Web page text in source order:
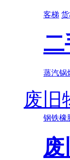
客梯
二
蒸汽锅
废旧
钢铁橡